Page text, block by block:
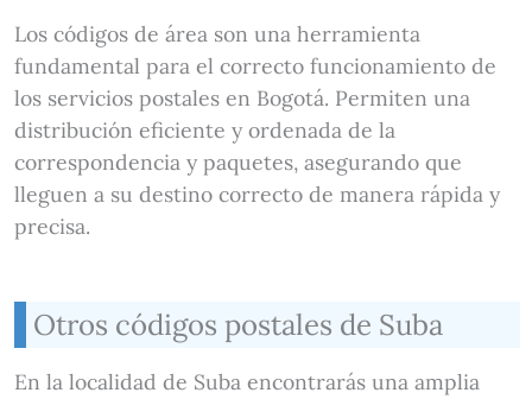
Los códigos de área son una herramienta
fundamental para el correcto funcionamiento de
los servicios postales en Bogotá. Permiten una
distribución eficiente y ordenada de la
correspondencia y paquetes, asegurando que
lleguen a su destino correcto de manera rápida y
precisa.
Otros códigos postales de Suba
En la localidad de Suba encontrarás una amplia